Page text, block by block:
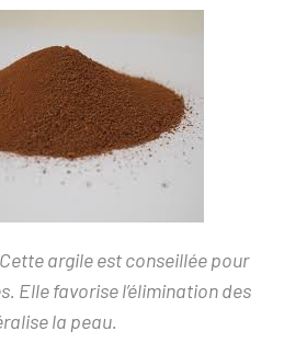
Cette argile est conseillée pour
Elle favorise l’élimination des
la peau.